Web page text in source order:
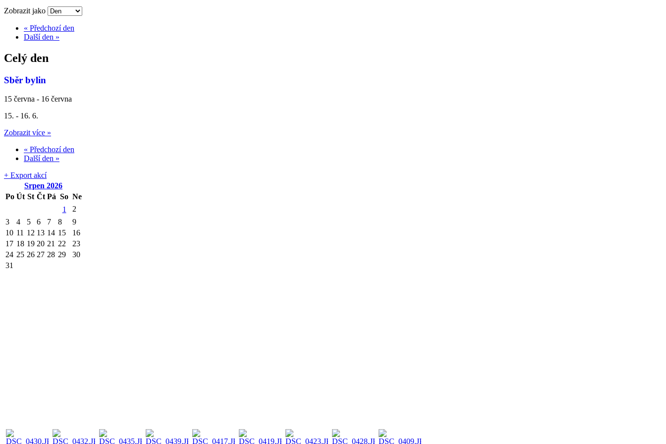
Zobrazit jako
« Předchozí den
Další den »
Celý den
Sběr bylin
15 června - 16 června
15. - 16. 6.
Zobrazit více »
« Předchozí den
Další den »
+ Export akcí
Srpen 2026
Po Út St Čt Pá So Ne
1
2
3
4 5 6 7 8
9
10 11 12 13 14 15
16
17 18 19 20 21 22
23
24 25 26 27 28 29
30
31